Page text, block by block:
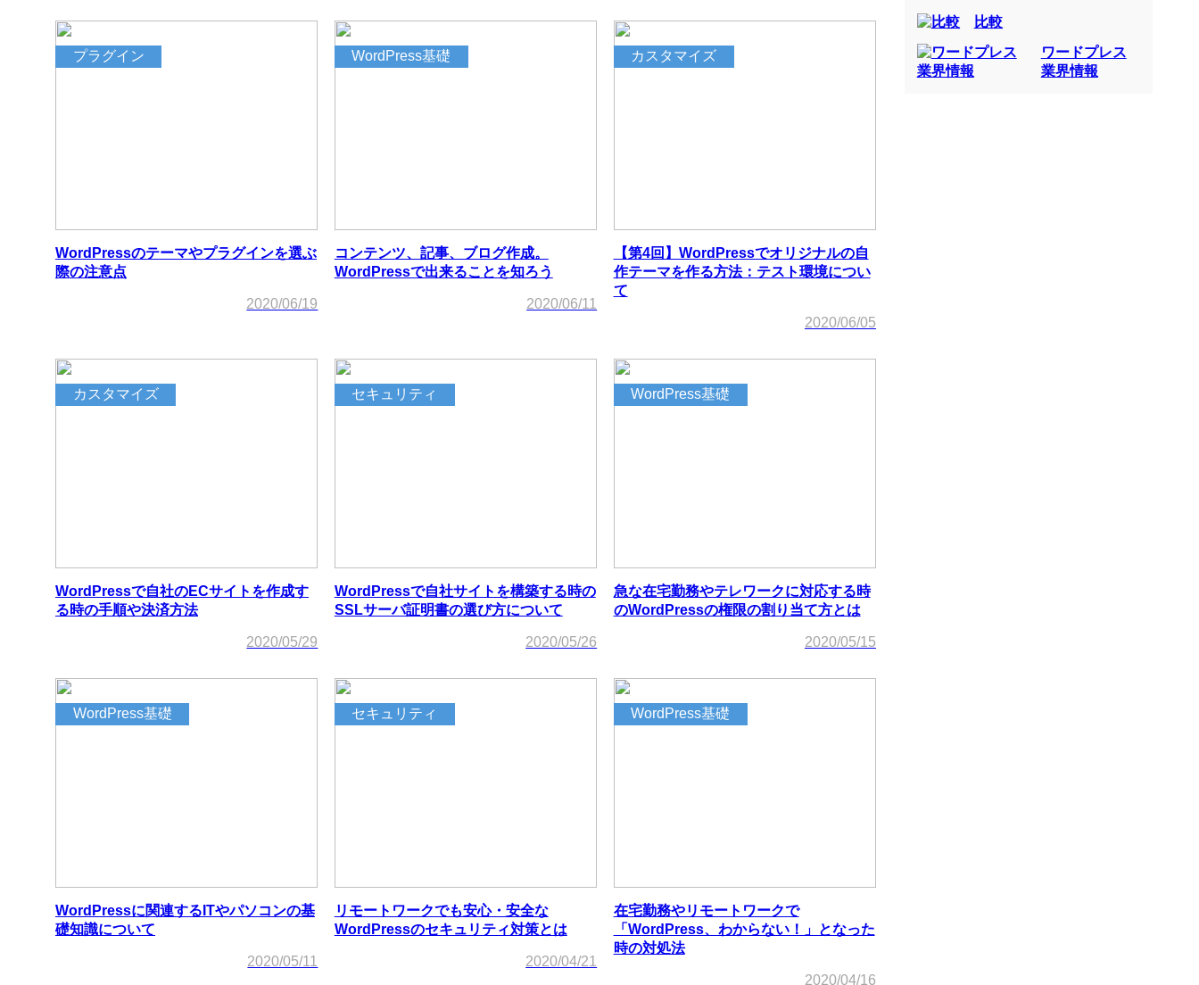
プラグイン
WordPressのテーマやプラグインを選ぶ
際の注意点
2020/06/19
WordPress基礎
コンテンツ、記事、ブログ作成。
WordPressで出来ることを知ろう
2020/06/11
カスタマイズ
【第4回】WordPressでオリジナルの自
作テーマを作る方法：テスト環境につい
て
2020/06/05
カスタマイズ
WordPressで自社のECサイトを作成す
る時の手順や決済方法
2020/05/29
セキュリティ
WordPressで自社サイトを構築する時の
SSLサーバ証明書の選び方について
2020/05/26
WordPress基礎
急な在宅勤務やテレワークに対応する時
のWordPressの権限の割り当て方とは
2020/05/15
WordPress基礎
WordPressに関連するITやパソコンの基
礎知識について
2020/05/11
セキュリティ
リモートワークでも安心・安全な
WordPressのセキュリティ対策とは
2020/04/21
WordPress基礎
在宅勤務やリモートワークで
「WordPress、わからない！」となった
時の対処法
2020/04/16
比較
ワードプレス
業界情報